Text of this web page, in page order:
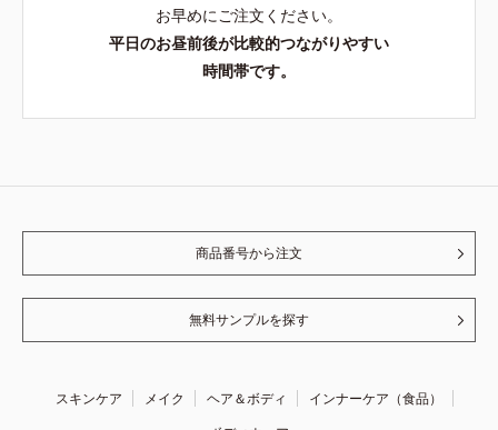
お早めにご注文ください。
平日のお昼前後が比較的つながりやすい
時間帯です。
商品番号から注文
無料サンプルを探す
スキンケア メイク ヘア＆ボディ
インナーケア（食品）